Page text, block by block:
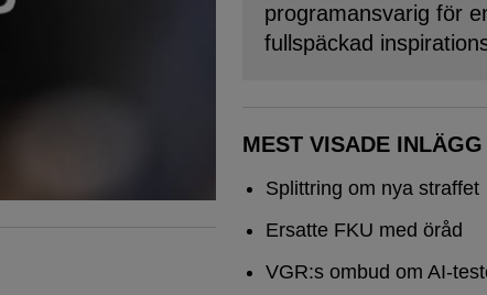
programansvarig för
fullspäckad
MEST VISADE INLÄGG
Splittring om nya straffet
Ersatte FKU med öråd
VGR:s ombud om AI-